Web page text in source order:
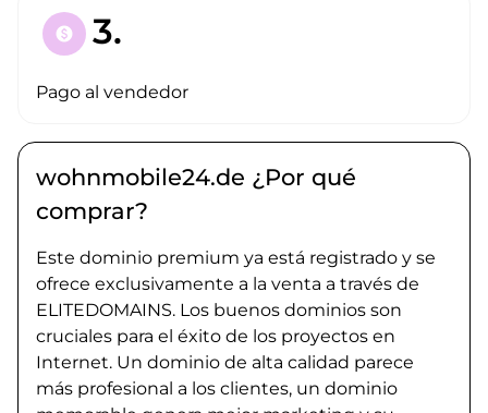
paid 3.
Pago al vendedor
wohnmobile24.de ¿Por qué
comprar?
Este dominio premium ya está registrado y se
ofrece exclusivamente a la venta a través de
ELITEDOMAINS. Los buenos dominios son
cruciales para el éxito de los proyectos en
Internet. Un dominio de alta calidad parece
más profesional a los clientes, un dominio